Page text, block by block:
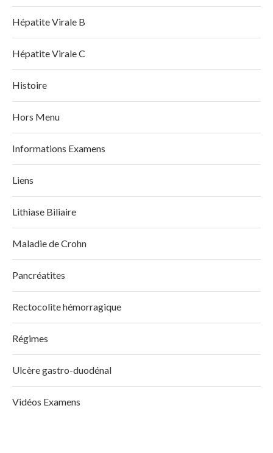
Hépatite Virale B
Hépatite Virale C
Histoire
Hors Menu
Informations Examens
Liens
Lithiase Biliaire
Maladie de Crohn
Pancréatites
Rectocolite hémorragique
Régimes
Ulcère gastro-duodénal
Vidéos Examens